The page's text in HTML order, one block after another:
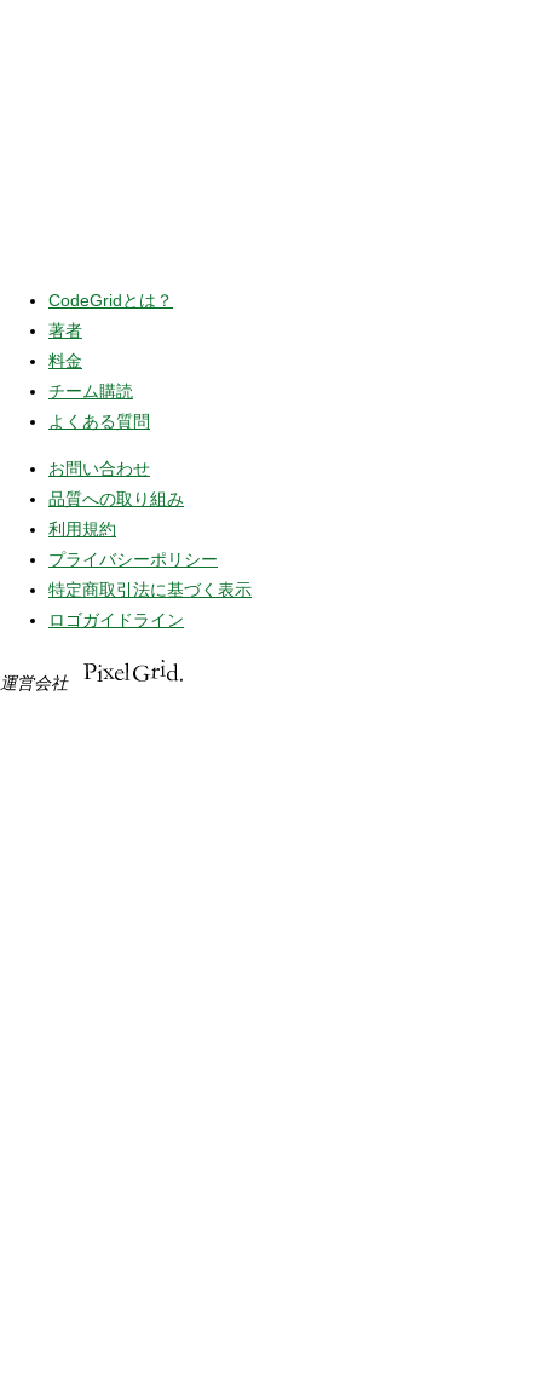
CodeGridとは？
著者
料金
チーム購読
よくある質問
お問い合わせ
品質への取り組み
利用規約
プライバシーポリシー
特定商取引法に基づく表示
ロゴガイドライン
運営会社